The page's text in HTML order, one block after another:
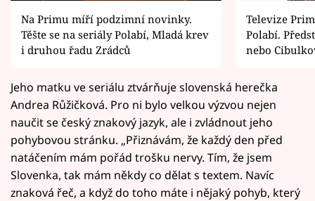
Na Primu míří podzimní novinky.
Těšte se na seriály Polabí, Mladá krev
i druhou řadu Zrádců
Televize
Polabí.
nebo
Jeho matku ve seriálu ztvárňuje slovenská herečka
Andrea Růžičková. Pro ni bylo velkou výzvou nejen
naučit se český znakový jazyk, ale i zvládnout jeho
pohybovou stránku. „Přiznávám, že každý den před
natáčením mám pořád trošku nervy. Tím, že jsem
Slovenka, tak mám někdy co dělat s textem. Navíc
znaková řeč, a když do toho máte i nějaký pohyb, který